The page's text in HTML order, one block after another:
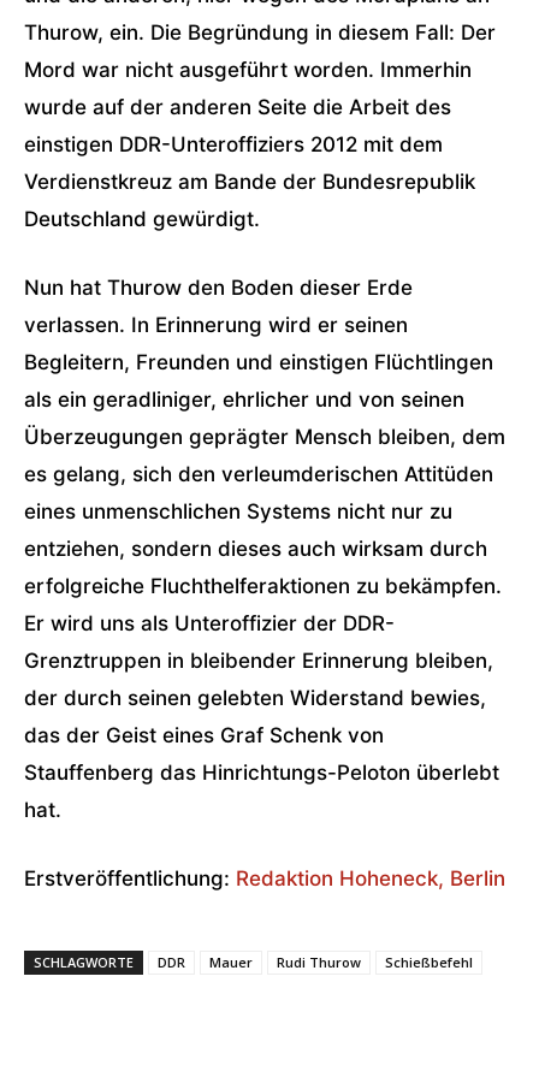
Thurow, ein. Die Begründung in diesem Fall: Der
Mord war nicht ausgeführt worden. Immerhin
wurde auf der anderen Seite die Arbeit des
einstigen DDR-Unteroffiziers 2012 mit dem
Verdienstkreuz am Bande der Bundesrepublik
Deutschland gewürdigt.
Nun hat Thurow den Boden dieser Erde
verlassen. In Erinnerung wird er seinen
Begleitern, Freunden und einstigen Flüchtlingen
als ein geradliniger, ehrlicher und von seinen
Überzeugungen geprägter Mensch bleiben, dem
es gelang, sich den verleumderischen Attitüden
eines unmenschlichen Systems nicht nur zu
entziehen, sondern dieses auch wirksam durch
erfolgreiche Fluchthelferaktionen zu bekämpfen.
Er wird uns als Unteroffizier der DDR-
Grenztruppen in bleibender Erinnerung bleiben,
der durch seinen gelebten Widerstand bewies,
das der Geist eines Graf Schenk von
Stauffenberg das Hinrichtungs-Peloton überlebt
hat.
Erstveröffentlichung: Redaktion Hoheneck, Berlin
SCHLAGWORTE DDR Mauer Rudi Thurow Schießbefehl